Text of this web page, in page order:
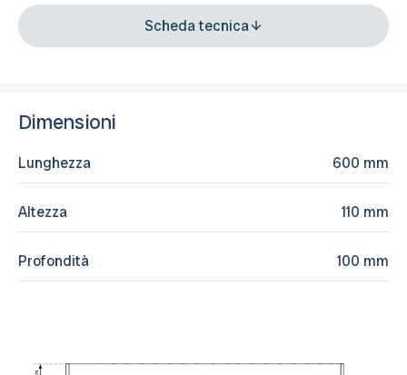
Scheda tecnica
Dimensioni
Lunghezza 600 mm
Altezza 110 mm
Profondità 100 mm